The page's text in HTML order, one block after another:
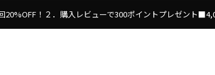
20%OFF！２．購入レビューで300ポイントプレゼント